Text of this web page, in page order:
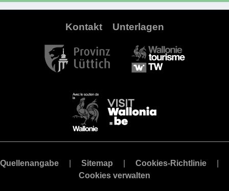
Kontakt Unterlagen
Quellenangabe Sitemap
Cookies-Richtlinie
Cookies verwalten